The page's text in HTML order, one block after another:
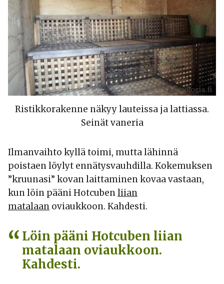
Ristikkorakenne näkyy lauteissa ja lattiassa.
Seinät vaneria
Ilmanvaihto kyllä toimi, mutta lähinnä
poistaen löylyt ennätysvauhdilla. Kokemuksen
”kruunasi” kovan laittaminen kovaa vastaan,
kun löin pääni Hotcubenliian
matalaan oviaukkoon. Kahdesti.
Löin pääni Hotcuben liian
matalaan oviaukkoon.
Kahdesti.